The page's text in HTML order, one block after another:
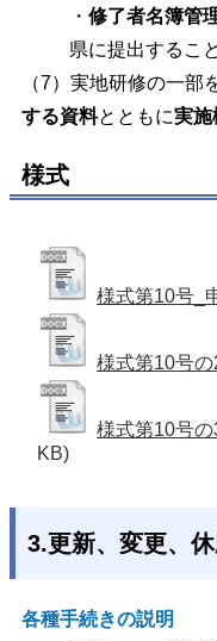
・ 修了者名簿管
県に提出すること
（7）実地研修の一部
する資料とともに実施
様式
様式第10号_
様式第10号
様式第10号
KB)
3.更新、変更、
各種手続きの説明